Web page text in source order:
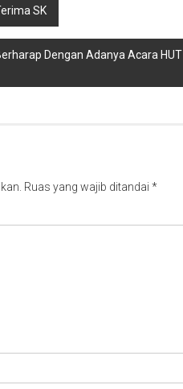
SK
Dengan Adanya Acara
Ruas yang wajib ditandai *